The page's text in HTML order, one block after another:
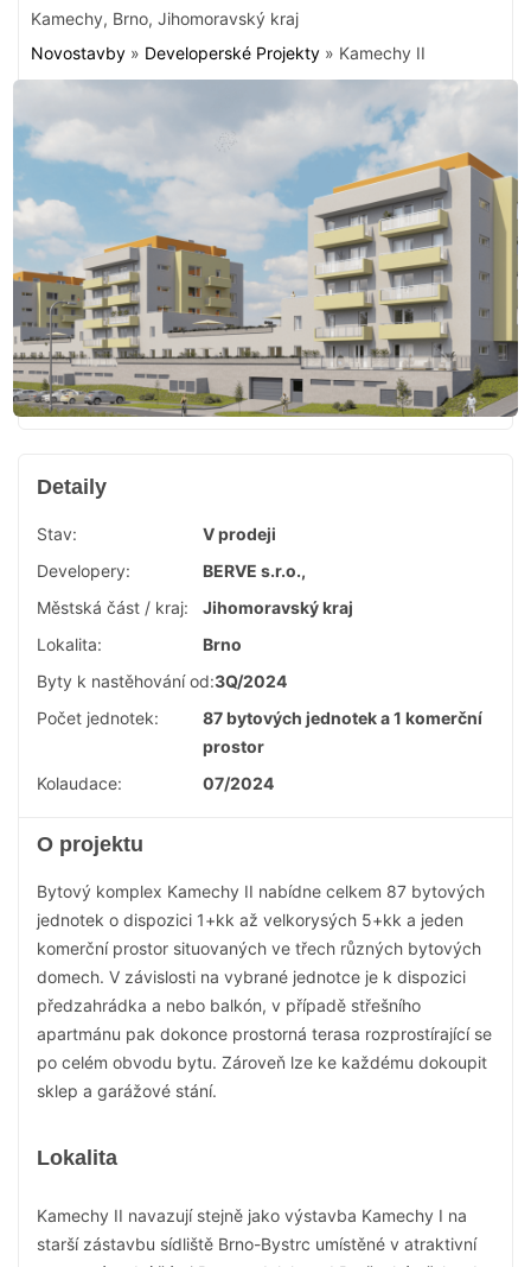
Kamechy, Brno, Jihomoravský kraj
Novostavby » Developerské Projekty » Kamechy II
Detaily
Stav:
V prodeji
Developery:
BERVE s.r.o.,
Městská část / kraj:
Jihomoravský kraj
Lokalita:
Brno
Byty k nastěhování od:3Q/2024
Počet jednotek:
87 bytových jednotek a 1 komerční
prostor
Kolaudace:
07/2024
O projektu
Bytový komplex Kamechy II nabídne celkem 87 bytových
jednotek o dispozici 1+kk až velkorysých 5+kk a jeden
komerční prostor situovaných ve třech různých bytových
domech. V závislosti na vybrané jednotce je k dispozici
předzahrádka a nebo balkón, v případě střešního
apartmánu pak dokonce prostorná terasa rozprostírající se
po celém obvodu bytu. Zároveň lze ke každému dokoupit
sklep a garážové stání.
Lokalita
Kamechy II navazují stejně jako výstavba Kamechy I na
starší zástavbu sídliště Brno-Bystrc umístěné v atraktivní